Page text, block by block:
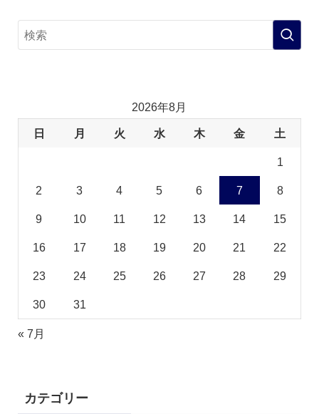
2026年8月
日 月 火 水 木 金 土
1
2 3 4 5 6 7 8
9 10 11 12 13 14 15
16 17 18 19 20 21 22
23 24 25 26 27 28 29
30 31
« 7月
カテゴリー